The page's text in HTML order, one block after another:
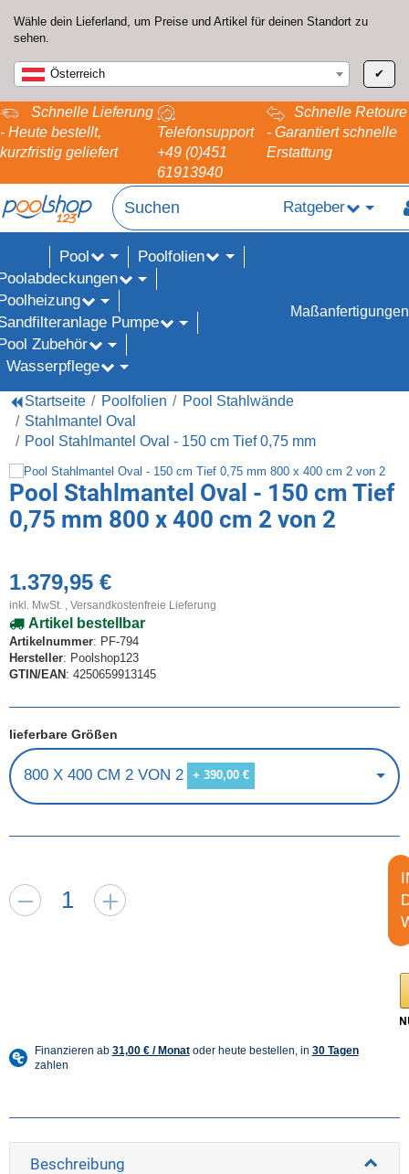
Wähle dein Lieferland, um Preise und Artikel für deinen Standort zu
sehen.
Österreich ✔
Schnelle Lieferung
- Heute bestellt,
kurzfristig geliefert
Telefonsupport
+49 (0)451
61913940
Schnelle Retoure
- Garantiert schnelle
Erstattung
Ratgeber
Pool
Poolfolien
Pumpe
Zubehör
Wasserpflege
Maßanfertigungen
Startseite Poolfolien
Pool Stahlwände
Stahlmantel Oval
Pool Stahlmantel Oval - 150 cm Tief 0,75 mm
Pool Stahlmantel Oval - 150 cm Tief
0,75 mm 800 x 400 cm 2 von 2
1.379,95 €
inkl. MwSt. , Versandkostenfreie Lieferung
Artikel bestellbar
Artikelnummer: PF-794
Hersteller: Poolshop123
GTIN/EAN : 4250659913145
lieferbare Größen
800 X 400 CM 2 VON 2 + 390,00 €
Beschreibung